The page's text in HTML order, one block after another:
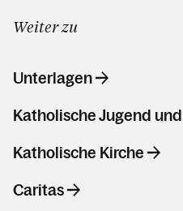
Weiter zu
Unterlagen
Katholische Jugend
Katholische Kirche
Caritas